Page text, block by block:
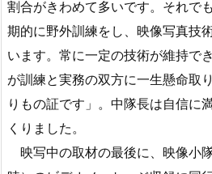
割合がきわめて多いです。それで
期的に野外訓練をし、映像写真技
います。常に一定の技術が維持で
が訓練と実務の双方に一生懸命取
りもの証です」。中隊長は自信に
くりました。
映写中の取材の最後に、映像小